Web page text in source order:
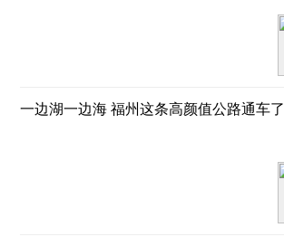
一边湖一边海 福州这条高颜值公路通车了